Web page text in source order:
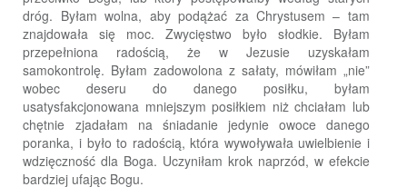
dróg. Byłam wolna, aby podążać za Chrystusem – tam
znajdowała się moc. Zwycięstwo było słodkie. Byłam
przepełniona radością, że w Jezusie uzyskałam
samokontrolę. Byłam zadowolona z sałaty, mówiłam „nie”
wobec deseru do danego posiłku, byłam
usatysfakcjonowana mniejszym posiłkiem niż chciałam lub
chętnie zjadałam na śniadanie jedynie owoce danego
poranka, i było to radością, która wywoływała uwielbienie i
wdzięczność dla Boga. Uczyniłam krok naprzód, w efekcie
bardziej ufając Bogu.